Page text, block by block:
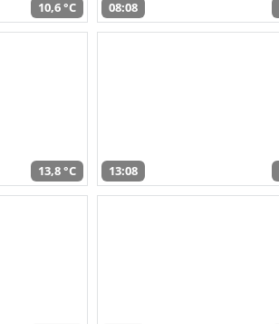
10,6 °C 08:08
13,8 °C 13:08